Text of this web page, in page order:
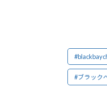
#ブラック